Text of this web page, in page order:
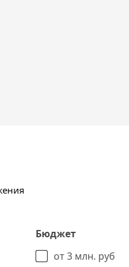
волейбольное/
большая парковка для
сайте
Бюджет
от 3 млн. руб